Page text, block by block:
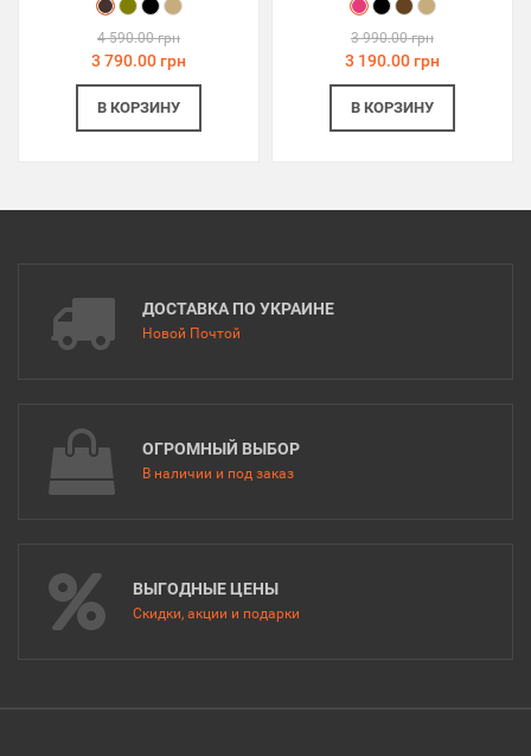
4 590.00 грн
3 790.00 грн
В КОРЗИНУ
3 990.00 грн
3 190.00 грн
В КОРЗИНУ
ДОСТАВКА ПО УКРАИНЕ
Новой Почтой
ОГРОМНЫЙ ВЫБОР
В наличии и под заказ
ВЫГОДНЫЕ ЦЕНЫ
Скидки, акции и подарки